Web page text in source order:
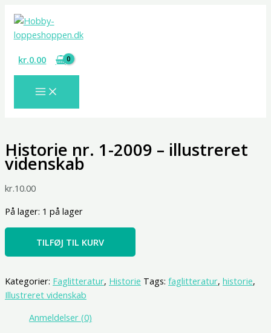
indholdet
kr.0.00
Historie nr. 1-2009 – illustreret
videnskab
kr.10.00
På lager: 1 på lager
nr.
illustreret
videnskab
TILFØJ TIL KURV
Kategorier: Faglitteratur, Historie Tags: faglitteratur, historie,
Illustreret videnskab
Anmeldelser (0)